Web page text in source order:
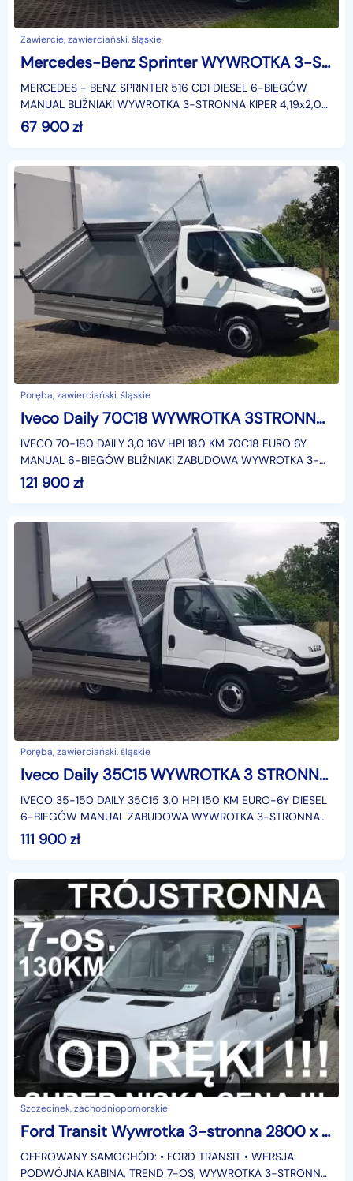
Zawiercie, zawierciański, śląskie
Mercedes-Benz Sprinter WYWROTKA 3-STRONNA BLIŹNIAKi 4,19x2,04 KIPER KLIMA 516 CDI
MERCEDES - BENZ SPRINTER 516 CDI DIESEL 6-BIEGÓW
MANUAL BLIŹNIAKI WYWROTKA 3-STRONNA KIPER 4,19x2,04
KLIMATYZACJA DMC: 3500 KG KATEGORIA PRAWA JAZDY
"B".Rodzaj
67 900zł
Poręba, zawierciański, śląskie
Iveco Daily 70C18 WYWROTKA 3STRONNA KIPER 4,0x2,2 BLIŹNIAKI 7TON KLIMA HAK MANUAL
IVECO 70-180 DAILY 3,0 16V HPI 180 KM 70C18 EURO 6Y
MANUAL 6-BIEGÓW BLIŹNIAKI ZABUDOWA WYWROTKA 3-
STRONNA 4,00x2,20 KIPER KLIMATYZACJA HAK-3,5 TONY
121 900zł
Poręba, zawierciański, śląskie
Iveco Daily 35C15 WYWROTKA 3 STRONNA KIPER 3,20x2,06 BLIŹNIAKI KLIMA MANULA HAK
IVECO 35-150 DAILY 35C15 3,0 HPI 150 KM EURO-6Y DIESEL
6-BIEGÓW MANUAL ZABUDOWA WYWROTKA 3-STRONNA
3,20x2,06 KIPER KLIMATYZACJA BLIŹNIAKI DMC: 3500 KG
HAK-3,5 T
111 900zł
Szczecinek, zachodniopomorskie
Ford Transit Wywrotka 3-stronna 2800 x 2200 7-osob. Super Cena od ręk i!!
OFEROWANY SAMOCHÓD: • FORD TRANSIT • WERSJA:
PODWÓJNA KABINA, TREND 7-OS, WYWROTKA 3-STRONNA